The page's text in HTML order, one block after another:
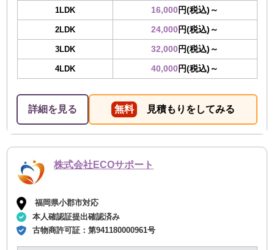
1LDK 16,000円(税込)～
2LDK 24,000円(税込)～
3LDK 32,000円(税込)～
4LDK 40,000円(税込)～
詳細を見る 無料 見積もりをしてみる
株式会社ECOサポート
福岡県小郡市対応
本人確認証提出確認済み
古物商許可証：第941180000961号